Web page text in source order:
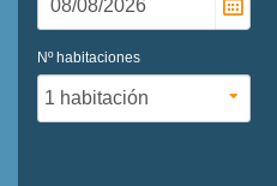
Nº habitaciones